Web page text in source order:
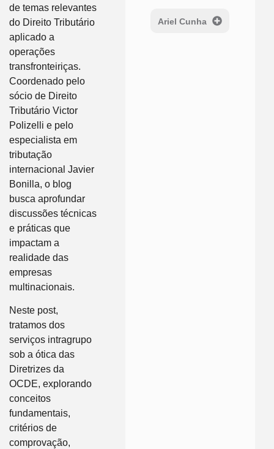
de temas relevantes
do Direito Tributário
aplicado a
operações
transfronteiriças.
Coordenado pelo
sócio de Direito
Tributário Victor
Polizelli e pelo
especialista em
tributação
internacional Javier
Bonilla, o blog
busca aprofundar
discussões técnicas
e práticas que
impactam a
realidade das
empresas
multinacionais.
Neste post,
tratamos dos
serviços intragrupo
sob a ótica das
Diretrizes da
OCDE, explorando
conceitos
fundamentais,
critérios de
comprovação,
Ariel Cunha